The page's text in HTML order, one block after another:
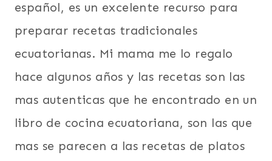
español, es un excelente recurso para
preparar recetas tradicionales
ecuatorianas. Mi mama me lo regalo
hace algunos años y las recetas son las
mas autenticas que he encontrado en un
libro de cocina ecuatoriana, son las que
mas se parecen a las recetas de platos